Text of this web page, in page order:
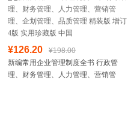
¥126.20
¥198.00
新编常用企业管理制度全书 行政管
理、财务管理、人力管理、营销管